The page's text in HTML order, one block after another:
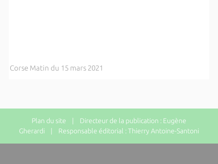
Corse Matin du 15 mars 2021
Plan du site | Directeur de la publication : Eugène
Gherardi | Responsable éditorial : Thierry Antoine-Santoni